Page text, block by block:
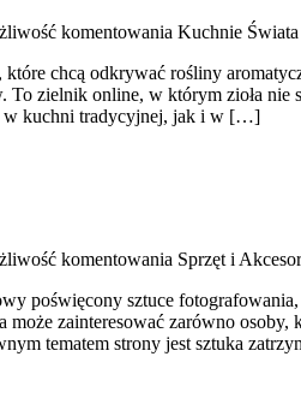
komentowania Kuchnie Świata
chcą odkrywać rośliny
zielnik online, w którym zioła nie
w kuchni tradycyjnej, jak i w […]
komentowania Sprzęt i
poświęcony sztuce
może zainteresować zarówno
tematem strony jest sztuka